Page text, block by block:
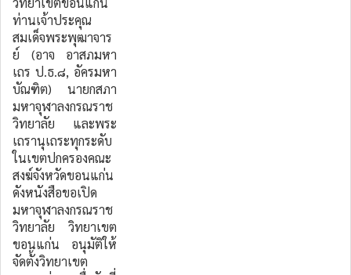
ท่านเจ้าประคุณ
สมเด็จพระพุฒาจาร
ย์ (อาจ อาสภมหา
เถร ป.ธ.๘, อัครมหา
บัณฑิต) นายกสภา
มหาจุฬาลงกรณราช
วิทยาลัย และพระ
เถรานุเถระทุกระดับ
ในเขตปกครองคณะ
สงฆ์จังหวัดขอนแก่น
ดังหนังสือขอเปิด
มหาจุฬาลงกรณราช
วิทยาลัย วิทยาเขต
ขอนแก่น อนุมัติให้
จัดตั้งวิทยาเขต